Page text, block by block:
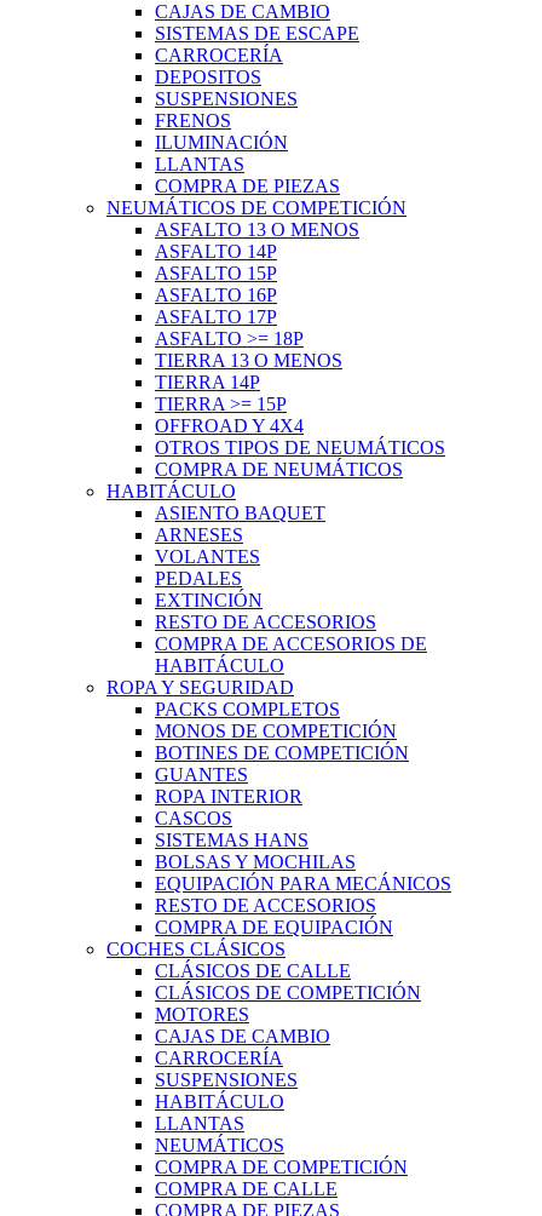
CAJAS DE CAMBIO
SISTEMAS DE ESCAPE
CARROCERÍA
DEPOSITOS
SUSPENSIONES
FRENOS
ILUMINACIÓN
LLANTAS
COMPRA DE PIEZAS
NEUMÁTICOS DE COMPETICIÓN
ASFALTO 13 O MENOS
ASFALTO 14P
ASFALTO 15P
ASFALTO 16P
ASFALTO 17P
ASFALTO >= 18P
TIERRA 13 O MENOS
TIERRA 14P
TIERRA >= 15P
OFFROAD Y 4X4
OTROS TIPOS DE NEUMÁTICOS
COMPRA DE NEUMÁTICOS
HABITÁCULO
ASIENTO BAQUET
ARNESES
VOLANTES
PEDALES
EXTINCIÓN
RESTO DE ACCESORIOS
COMPRA DE ACCESORIOS DE
HABITÁCULO
ROPA Y SEGURIDAD
PACKS COMPLETOS
MONOS DE COMPETICIÓN
BOTINES DE COMPETICIÓN
GUANTES
ROPA INTERIOR
CASCOS
SISTEMAS HANS
BOLSAS Y MOCHILAS
EQUIPACIÓN PARA MECÁNICOS
RESTO DE ACCESORIOS
COMPRA DE EQUIPACIÓN
COCHES CLÁSICOS
CLÁSICOS DE CALLE
CLÁSICOS DE COMPETICIÓN
MOTORES
CAJAS DE CAMBIO
CARROCERÍA
SUSPENSIONES
HABITÁCULO
LLANTAS
NEUMÁTICOS
COMPRA DE COMPETICIÓN
COMPRA DE CALLE
COMPRA DE PIEZAS